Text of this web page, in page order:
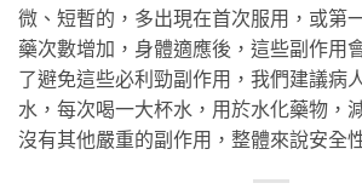
微、短暫的，多出現在首次服用，或第
藥次數增加，身體適應後，這些副作用
了避免這些必利勁副作用，我們建議病
水，每次喝一大杯水，用於水化藥物，
沒有其他嚴重的副作用，整體來說安全